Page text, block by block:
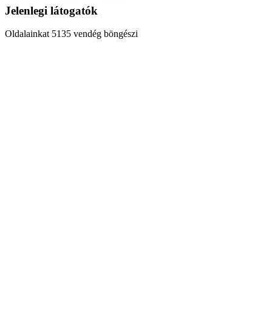
Jelenlegi látogatók
Oldalainkat 5135 vendég böngészi